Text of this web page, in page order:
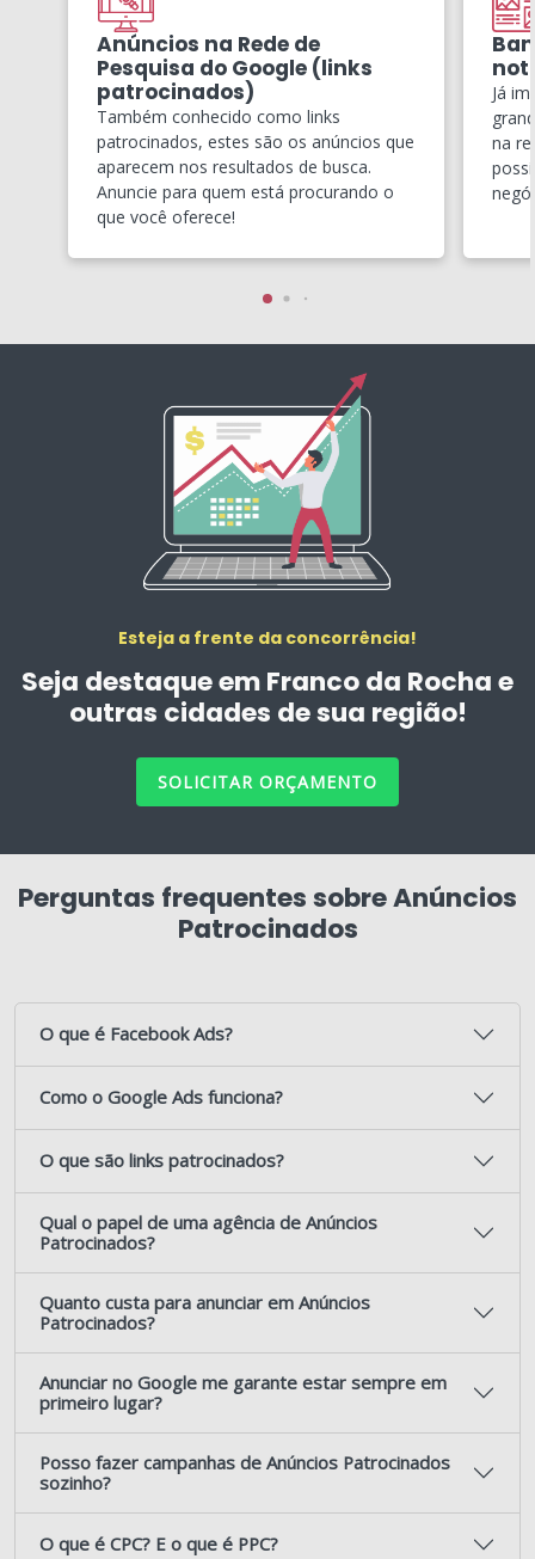
Anúncios na Rede de
Pesquisa do Google (links
patrocinados)
Também conhecido como links
patrocinados, estes são os anúncios que
aparecem nos resultados de busca.
Anuncie para quem está procurando o
que você oferece!
Já
na
Esteja a frente da concorrência!
Seja destaque em Franco da Rocha e
outras cidades de sua região!
SOLICITAR ORÇAMENTO
Perguntas frequentes sobre Anúncios
Patrocinados
O que é Facebook Ads?
Como o Google Ads funciona?
O que são links patrocinados?
Qual o papel de uma agência de Anúncios
Patrocinados?
Quanto custa para anunciar em Anúncios
Patrocinados?
Anunciar no Google me garante estar sempre em
primeiro lugar?
Posso fazer campanhas de Anúncios Patrocinados
sozinho?
O que é CPC? E o que é PPC?